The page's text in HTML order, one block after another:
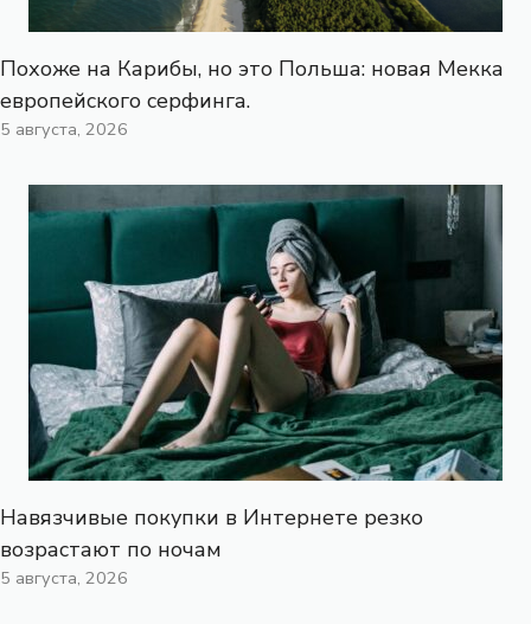
Похоже на Карибы, но это Польша: новая Мекка
европейского серфинга.
5 августа, 2026
Навязчивые покупки в Интернете резко
возрастают по ночам
5 августа, 2026